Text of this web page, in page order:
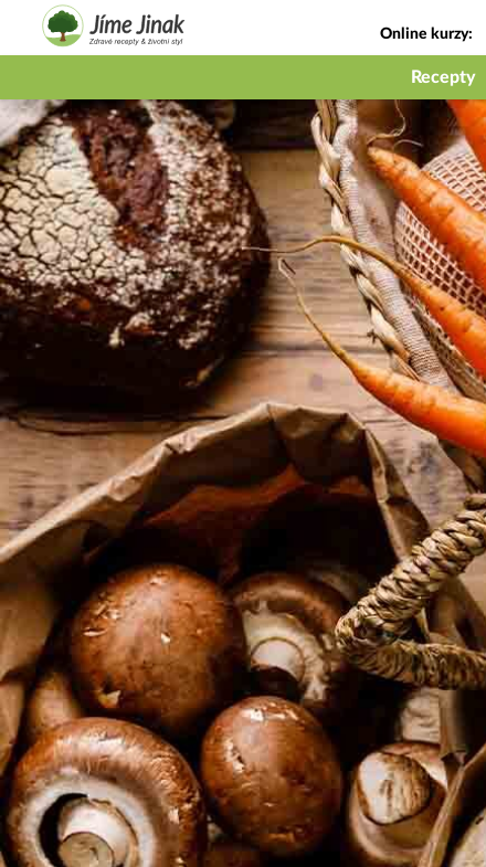
Online kurzy:
Jak na babičky
Recepty